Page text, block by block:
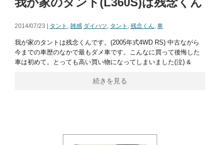
2014/07/23 | タント , 雑感 ダイハツ, タント , 残念くん, 車
我が家のタントは残念くんです。(2005年式4WD RS) 中古ながら
今までの車歴のなかで最もダメ車です。こんなに買って後悔した
車は初めて。とっても高い買い物になってしまいました(泣) &
続きを見る